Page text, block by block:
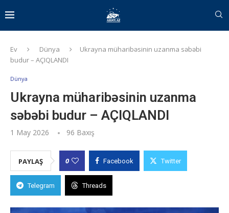
Ev Dünya
Ukrayna müharibəsinin uzanma səbəbi
budur – AÇIQLANDI
Dünya
Ukrayna müharibəsinin uzanma
səbəbi budur – AÇIQLANDI
1 May 2026 96 Baxış
PAYLAŞ 0 Facebook Twitter
Telegram Threads